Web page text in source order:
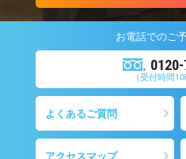
お電話でのご
（受付時間
よくあるご質問
アクセスマップ